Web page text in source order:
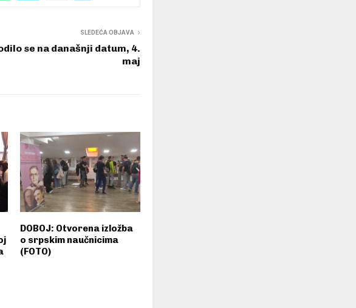
SLEDEĆA OBJAVA
se na današnji datum, 4.
maj
DOBOJ: Otvorena izložba
o srpskim naučnicima
(FOTO)